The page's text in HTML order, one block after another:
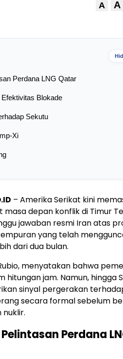
A A
Perdana LNG Qatar
Blokade
Sekutu
Xi
– Amerika Serikat kini
depan konflik di Timur
jawaban resmi Iran atas
yang telah
dari dua bulan.
menyatakan bahwa
jam. Namun, hingga
sinyal pergerakan
secara formal sebelum
Perdana